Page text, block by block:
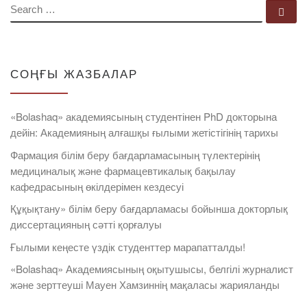
SEARCH
СОҢҒЫ ЖАЗБАЛАР
«Bolashaq» академиясының студентінен PhD докторына
дейін: Академияның алғашқы ғылыми жетістігінің тарихы
Фармация білім беру бағдарламасының түлектерінің
медициналық және фармацевтикалық бақылау
кафедрасының өкілдерімен кездесуі
Құқықтану» білім беру бағдарламасы бойынша докторлық
диссертацияның сәтті қорғалуы
Ғылыми кеңесте үздік студенттер марапатталды!
«Bolashaq» Академиясының оқытушысы, белгілі журналист
және зерттеуші Мауен Хамзиннің мақаласы жарияланды